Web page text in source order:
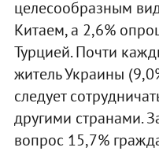
целесообразным
Китаем, а 2,6%
Турцией. Почти
житель Украины
следует
другими странами.
вопрос 15,7%